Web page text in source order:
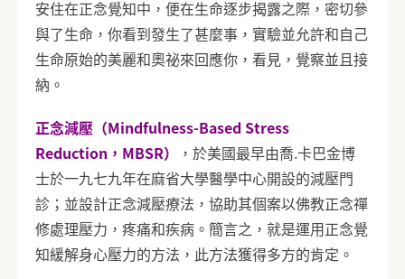
安住在正念覺知中，便在生命逐步揭露之際，密切參
與了生命，你看到發生了甚麼事，實驗並允許和自己
生命原始的美麗和奧祕來回應你，看見，覺察並且接
納。
正念減壓（Mindfulness-Based Stress
Reduction，MBSR）
，於美國最早由喬.卡巴金博
士於一九七九年在麻省大學醫學中心開設的減壓門
診；並設計正念減壓療法，協助其個案以佛教正念禪
修處理壓力，疼痛和疾病。簡言之，就是運用正念覺
知緩解身心壓力的方法，此方法獲得多方的肯定。